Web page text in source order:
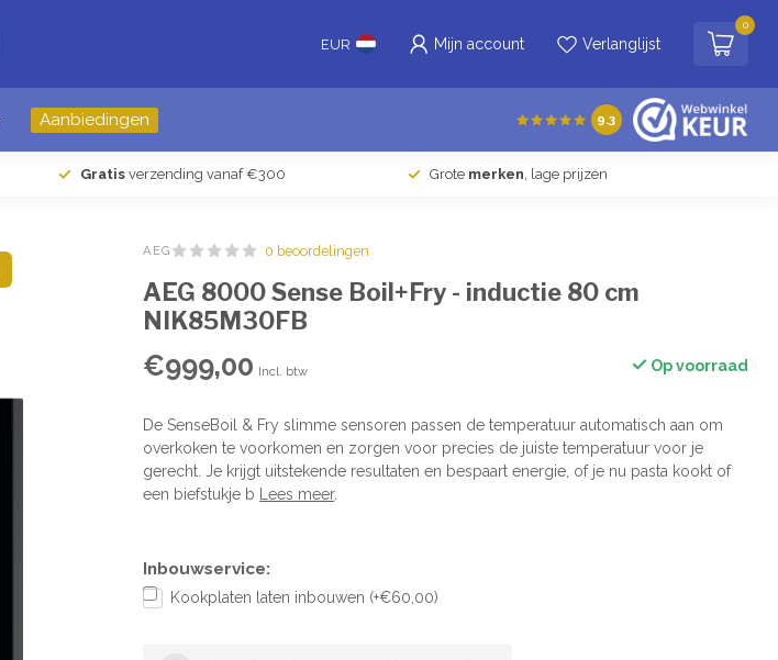
EUR Mijn account Verlanglijst
0
Aanbiedingen 9.3
Gratisverzending vanaf €300 Grote merken, lage prijzen
AEG 0 beoordelingen
AEG 8000 Sense Boil+Fry - inductie 80 cm
NIK85M30FB
€999,00 Incl. btw Op voorraad
De SenseBoil & Fry slimme sensoren passen de temperatuur automatisch aan om
overkoken te voorkomen en zorgen voor precies de juiste temperatuur voor je
gerecht. Je krijgt uitstekende resultaten en bespaart energie, of je nu pasta kookt of
een biefstukje b
Lees meer.
Inbouwservice:
Kookplaten laten inbouwen (+€60,00)